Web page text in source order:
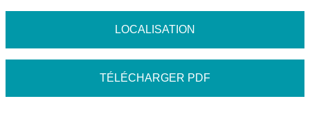
LOCALISATION
TÉLÉCHARGER PDF